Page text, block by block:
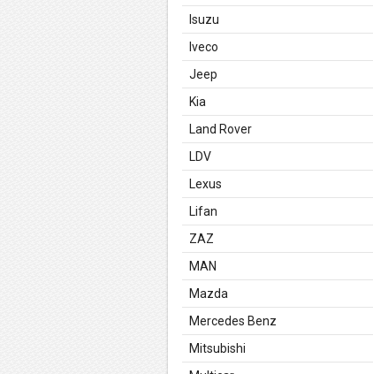
Isuzu
Iveco
Jeep
Kia
Land Rover
LDV
Lexus
Lifan
ZAZ
MAN
Mazda
Mercedes Benz
Mitsubishi